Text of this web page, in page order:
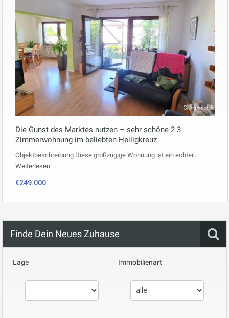
Die Gunst des Marktes nutzen – sehr schöne 2-3
Zimmerwohnung im beliebten Heiligkreuz
Objektbeschreibung Diese großzügige Wohnung ist ein echter…
Weiterlesen
€249.000
Finde Dein Neues Zuhause
Lage Immobilienart